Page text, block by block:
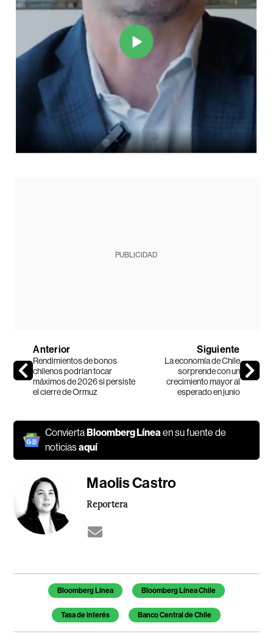
PUBLICIDAD
Anterior
Rendimientos de bonos
chilenos podrían tocar
máximos de 2026 si persiste
el cierre de Ormuz
Siguiente
La economía de Chile
sorprende con un
crecimiento mayor al
esperado en junio
ConviertaBloomberg Línea en su fuente de
noticiasaquí
Maolis Castro
Reportera
Temas de este artículo
Bloomberg Línea Bloomberg Línea Chile
Tasa de interés Banco Central de Chile